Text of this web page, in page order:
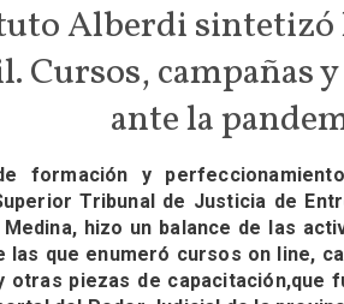
Alberdi sintetizó
Cursos, campañas
ante la
formación y
Tribunal de Justicia de
hizo un balance de las
las que enumeró cursos on line,
otras piezas de capacitación,que